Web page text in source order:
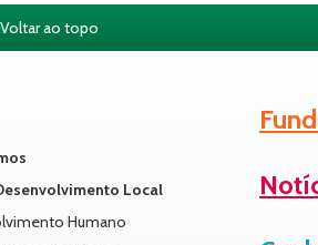
Voltar ao topo
Local
Humano